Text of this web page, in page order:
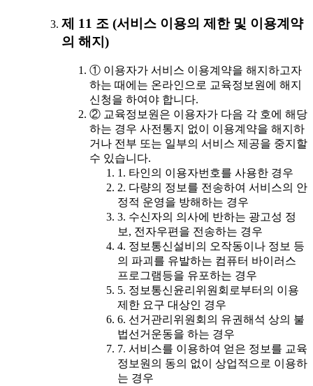
제 11 조 (서비스 이용의 제한 및 이용계약
의 해지)
① 이용자가 서비스 이용계약을 해지하고자
하는 때에는 온라인으로 교육정보원에 해지
신청을 하여야 합니다.
② 교육정보원은 이용자가 다음 각 호에 해당
하는 경우 사전통지 없이 이용계약을 해지하
거나 전부 또는 일부의 서비스 제공을 중지할
수 있습니다.
1. 타인의 이용자번호를 사용한 경우
2. 다량의 정보를 전송하여 서비스의 안
정적 운영을 방해하는 경우
3. 수신자의 의사에 반하는 광고성 정
보, 전자우편을 전송하는 경우
4. 정보통신설비의 오작동이나 정보 등
의 파괴를 유발하는 컴퓨터 바이러스
프로그램등을 유포하는 경우
5. 정보통신윤리위원회로부터의 이용
제한 요구 대상인 경우
6. 선거관리위원회의 유권해석 상의 불
법선거운동을 하는 경우
7. 서비스를 이용하여 얻은 정보를 교육
정보원의 동의 없이 상업적으로 이용하
는 경우